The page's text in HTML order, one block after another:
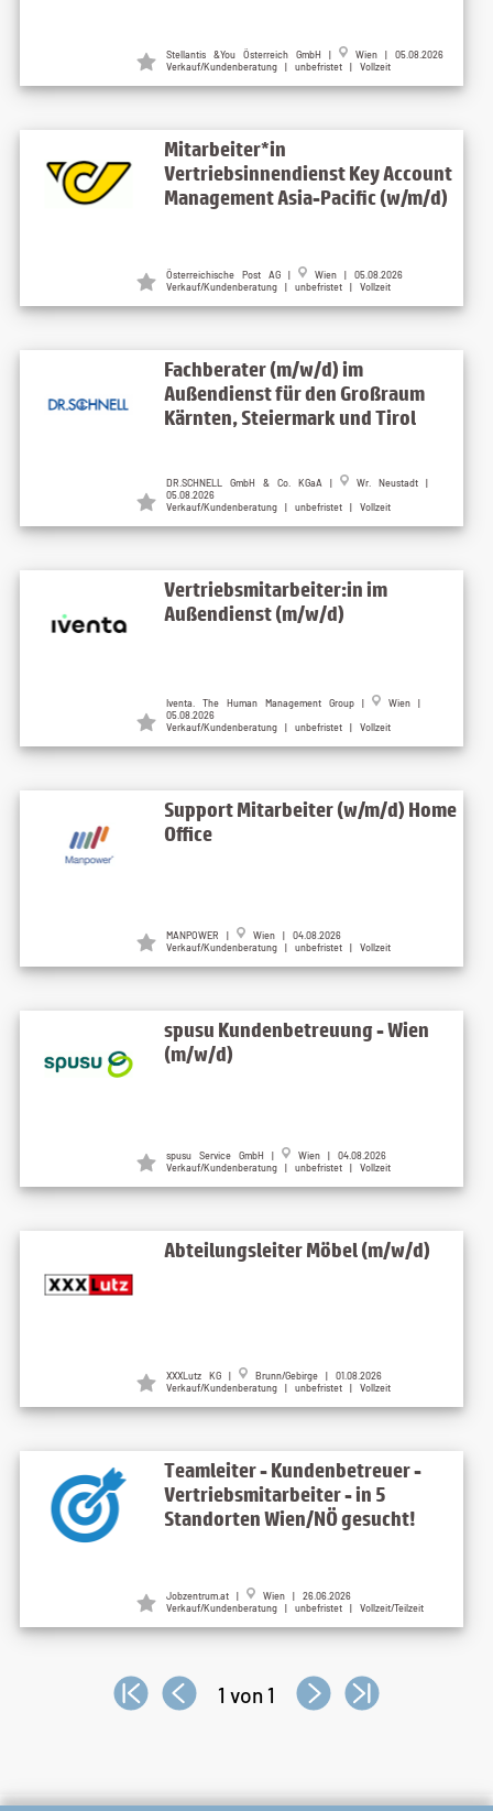
Stellantis &You Österreich GmbH |
Wien | 05.08.2026
Verkauf/Kundenberatung | unbefristet | Vollzeit
Mitarbeiter*in
Vertriebsinnendienst Key Account
Management Asia-Pacific (w/m/d)
Österreichische Post AG |
Wien | 05.08.2026
Verkauf/Kundenberatung | unbefristet | Vollzeit
Fachberater (m/w/d) im
Außendienst für den Großraum
Kärnten, Steiermark und Tirol
DR.SCHNELL GmbH & Co. KGaA |
Wr. Neustadt |
05.08.2026
Verkauf/Kundenberatung | unbefristet | Vollzeit
Vertriebsmitarbeiter:in im
Außendienst (m/w/d)
Iventa. The Human Management Group |
Wien |
05.08.2026
Verkauf/Kundenberatung | unbefristet | Vollzeit
Support Mitarbeiter (w/m/d) Home
Office
MANPOWER |
Wien | 04.08.2026
Verkauf/Kundenberatung | unbefristet | Vollzeit
spusu Kundenbetreuung - Wien
(m/w/d)
spusu Service GmbH |
Wien | 04.08.2026
Verkauf/Kundenberatung | unbefristet | Vollzeit
Abteilungsleiter Möbel (m/w/d)
XXXLutz KG |
Brunn/Gebirge | 01.08.2026
Verkauf/Kundenberatung | unbefristet | Vollzeit
Teamleiter - Kundenbetreuer -
Vertriebsmitarbeiter - in 5
Standorten Wien/NÖ gesucht!
Jobzentrum.at |
Wien | 26.06.2026
Verkauf/Kundenberatung | unbefristet | Vollzeit/Teilzeit
1 von 1